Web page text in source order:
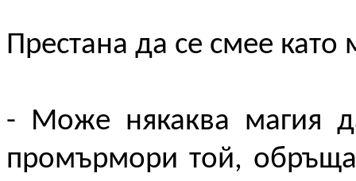
Престана да се смее
- Може някаква магия
промърмори той,